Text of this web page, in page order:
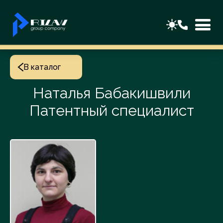
В каталог
Наталья Бабакишвили
Патентный специалист